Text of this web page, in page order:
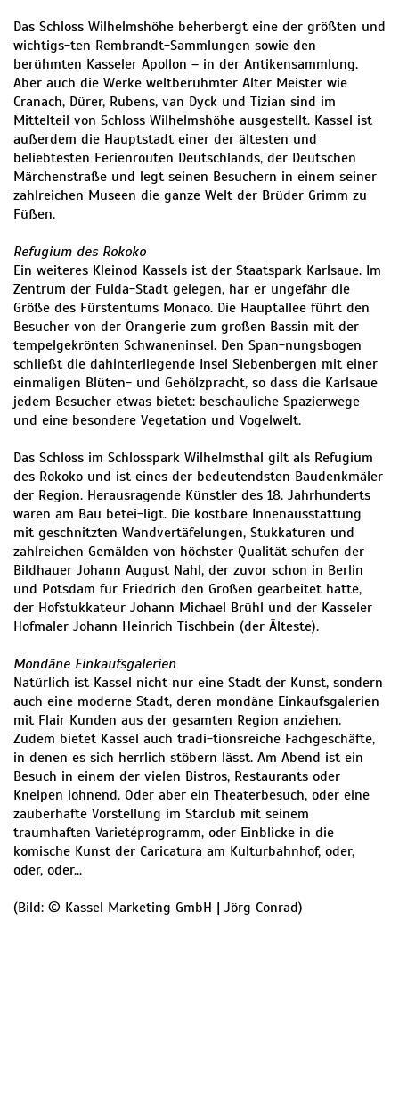
Das Schloss Wilhelmshöhe beherbergt eine der größten und
wichtigs-ten Rembrandt-Sammlungen sowie den
berühmten Kasseler Apollon – in der Antikensammlung.
Aber auch die Werke weltberühmter Alter Meister wie
Cranach, Dürer, Rubens, van Dyck und Tizian sind im
Mittelteil von Schloss Wilhelmshöhe ausgestellt. Kassel ist
außerdem die Hauptstadt einer der ältesten und
beliebtesten Ferienrouten Deutschlands, der Deutschen
Märchenstraße und legt seinen Besuchern in einem seiner
zahlreichen Museen die ganze Welt der Brüder Grimm zu
Füßen.
Refugium des Rokoko
Ein weiteres Kleinod Kassels ist der Staatspark Karlsaue. Im
Zentrum der Fulda-Stadt gelegen, har er ungefähr die
Größe des Fürstentums Monaco. Die Hauptallee führt den
Besucher von der Orangerie zum großen Bassin mit der
tempelgekrönten Schwaneninsel. Den Span-nungsbogen
schließt die dahinterliegende Insel Siebenbergen mit einer
einmaligen Blüten- und Gehölzpracht, so dass die Karlsaue
jedem Besucher etwas bietet: beschauliche Spazierwege
und eine besondere Vegetation und Vogelwelt.
Das Schloss im Schlosspark Wilhelmsthal gilt als Refugium
des Rokoko und ist eines der bedeutendsten Baudenkmäler
der Region. Herausragende Künstler des 18. Jahrhunderts
waren am Bau betei-ligt. Die kostbare Innenausstattung
mit geschnitzten Wandvertäfelungen, Stukkaturen und
zahlreichen Gemälden von höchster Qualität schufen der
Bildhauer Johann August Nahl, der zuvor schon in Berlin
und Potsdam für Friedrich den Großen gearbeitet hatte,
der Hofstukkateur Johann Michael Brühl und der Kasseler
Hofmaler Johann Heinrich Tischbein (der Älteste).
Mondäne Einkaufsgalerien
Natürlich ist Kassel nicht nur eine Stadt der Kunst, sondern
auch eine moderne Stadt, deren mondäne Einkaufsgalerien
mit Flair Kunden aus der gesamten Region anziehen.
Zudem bietet Kassel auch tradi-tionsreiche Fachgeschäfte,
in denen es sich herrlich stöbern lässt. Am Abend ist ein
Besuch in einem der vielen Bistros, Restaurants oder
Kneipen lohnend. Oder aber ein Theaterbesuch, oder eine
zauberhafte Vorstellung im Starclub mit seinem
traumhaften Varietéprogramm, oder Einblicke in die
komische Kunst der Caricatura am Kulturbahnhof, oder,
oder, oder...
(Bild: © Kassel Marketing GmbH | Jörg Conrad)